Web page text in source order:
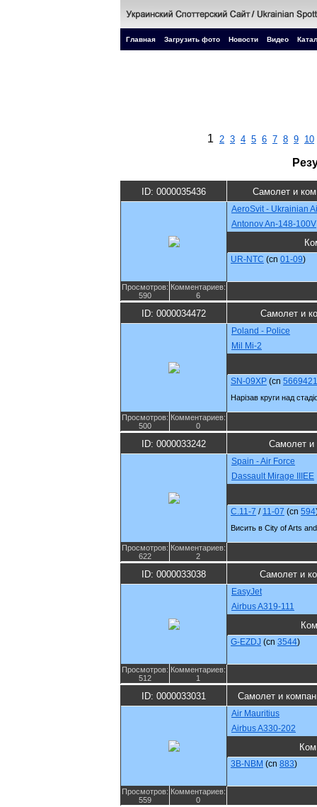
Главная Загрузить фото Новости Видео
1 2 3 4 5 6 7 8 9 10
ID: 0000035436 Самолет и
AeroSvit - Ukrainian
Antonov An-148-100V
UR-NTC (cn 01-09)
Просмотров:
590
Комментариев:
6
ID: 0000034472 Самолет и
Poland - Police
Mil Mi-2
SN-09XP (cn
Нарізав круги над
Просмотров:
500
Комментариев:
0
ID: 0000033242 Самолет и
Spain - Air Force
Dassault Mirage IIIEE
C.11-7 / 11-07 (cn 594
Висить в City of Arts
Просмотров:
622
Комментариев:
2
ID: 0000033038 Самолет и
EasyJet
Airbus A319-111
G-EZDJ (cn 3544)
Просмотров:
512
Комментариев:
1
ID: 0000033031 Самолет и
Air Mauritius
Airbus A330-202
3B-NBM (cn 883)
Просмотров:
559
Комментариев:
0